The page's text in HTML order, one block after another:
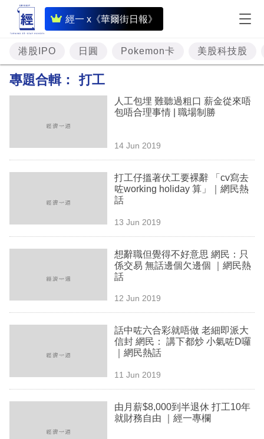
經一 x《華爾街日報》
即
時
財
經
資
樓
技
生
港股IPO 日圓 Pokemon卡 美股科技股
專題合輯： 打工
人工包埋 難聽過粗口 薪金從來唔
包唔合理事情 | 職場制勝
14 Jun 2019
打工仔搵著伏工要裸辭 「cv寫去
咗working holiday 算」｜網民熱
話
13 Jun 2019
想辭職但覺得不好意思 網民：只
係交易 無話邊個欠邊個 ｜網民熱
話
12 Jun 2019
話中咗六合彩就唔做 老細即派大
信封 網民： 講下都炒 小氣咗D囉
｜網民熱話
11 Jun 2019
由月薪$8,000到半退休 打工10年
就財務自由 ｜經一專欄